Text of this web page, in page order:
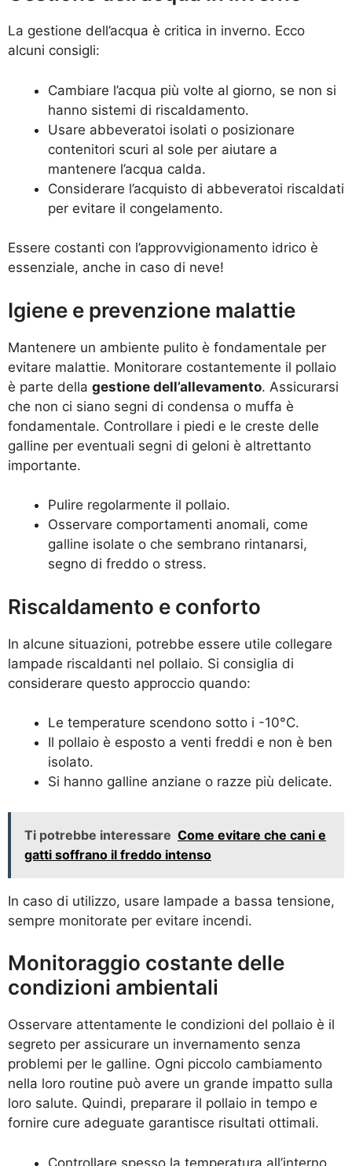
La gestione dell’acqua è critica in inverno. Ecco
alcuni consigli:
Cambiare l’acqua più volte al giorno, se non si
hanno sistemi di riscaldamento.
Usare abbeveratoi isolati o posizionare
contenitori scuri al sole per aiutare a
mantenere l’acqua calda.
Considerare l’acquisto di abbeveratoi riscaldati
per evitare il congelamento.
Essere costanti con l’approvvigionamento idrico è
essenziale, anche in caso di neve!
Igiene e prevenzione malattie
Mantenere un ambiente pulito è fondamentale per
evitare malattie. Monitorare costantemente il pollaio
è parte della gestione dell’allevamento. Assicurarsi
che non ci siano segni di condensa o muffa è
fondamentale. Controllare i piedi e le creste delle
galline per eventuali segni di geloni è altrettanto
importante.
Pulire regolarmente il pollaio.
Osservare comportamenti anomali, come
galline isolate o che sembrano rintanarsi,
segno di freddo o stress.
Riscaldamento e conforto
In alcune situazioni, potrebbe essere utile collegare
lampade riscaldanti nel pollaio. Si consiglia di
considerare questo approccio quando:
Le temperature scendono sotto i -10°C.
Il pollaio è esposto a venti freddi e non è ben
isolato.
Si hanno galline anziane o razze più delicate.
Ti potrebbe interessare Come evitare che cani e
gatti soffrano il freddo intenso
In caso di utilizzo, usare lampade a bassa tensione,
sempre monitorate per evitare incendi.
Monitoraggio costante delle
condizioni ambientali
Osservare attentamente le condizioni del pollaio è il
segreto per assicurare un invernamento senza
problemi per le galline. Ogni piccolo cambiamento
nella loro routine può avere un grande impatto sulla
loro salute. Quindi, preparare il pollaio in tempo e
fornire cure adeguate garantisce risultati ottimali.
Controllare spesso la temperatura all’interno